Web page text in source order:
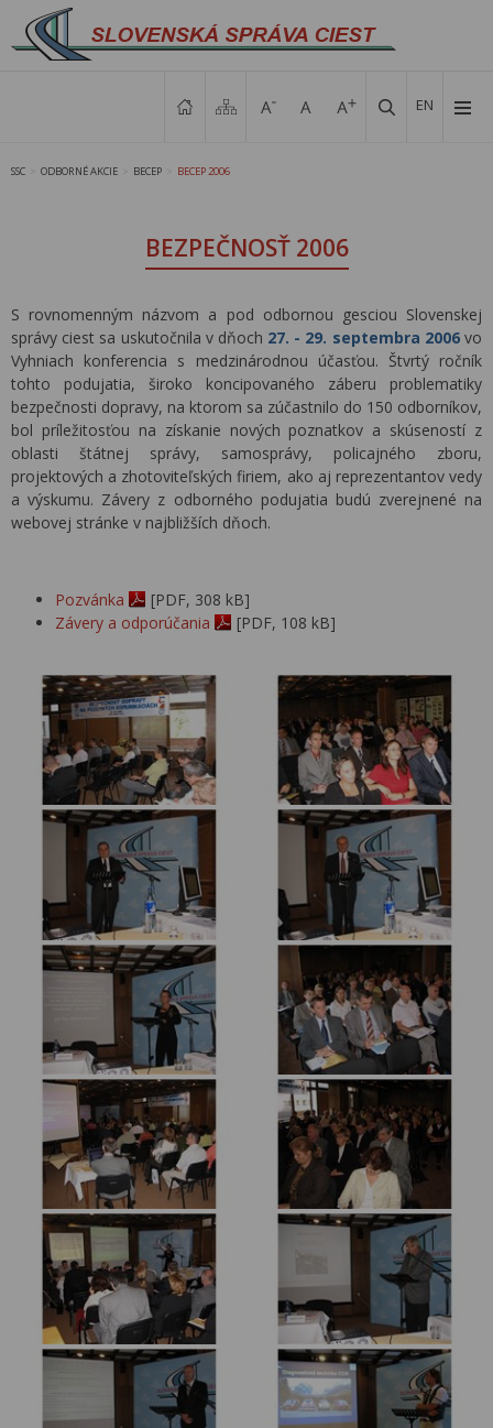
EN
SSC ODBORNÉ AKCIE BECEP BECEP 2006
BEZPEČNOSŤ 2006
S rovnomenným názvom a pod odbornou gesciou Slovenskej
správy ciest sa uskutočnila v dňoch 27. - 29. septembra 2006vo
Vyhniach konferencia s medzinárodnou účasťou. Štvrtý ročník
tohto podujatia, široko koncipovaného záberu problematiky
bezpečnosti dopravy, na ktorom sa zúčastnilo do 150 odborníkov,
bol príležitosťou na získanie nových poznatkov a skúseností z
oblasti štátnej správy, samosprávy, policajného zboru,
projektových a zhotoviteľských firiem, ako aj reprezentantov vedy
a výskumu. Závery z odborného podujatia budú zverejnené na
webovej stránke v najbližších dňoch.
Pozvánka
[PDF, 308 kB]
Závery a odporúčania
[PDF, 108 kB]